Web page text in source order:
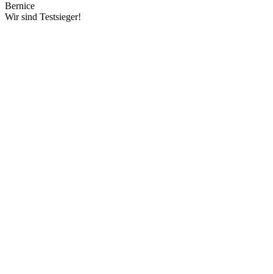
Bernice
Wir sind Testsieger!